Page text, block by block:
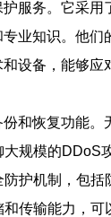
服务。它采
业知识。他
设备，能够
和恢复功能
规模的DDoS
护机制，包
传输能力，可